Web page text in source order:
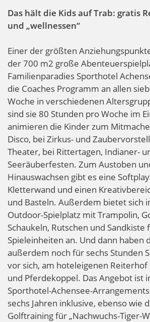
Das hält die Kids auf Trab: gratis
und „wellnessen“
Einer der größten
der 700 m2 große
Familienparadies Sporthotel
die Coaches Programm an allen
Woche in verschiedenen
sind sie 80 Stunden pro Woche im
animieren die Kinder zum
Disco, bei Zirkus- und
Theater, bei Rittertagen, Indianer-
Seeräuberfesten. Zum Austoben
Hinauswachsen gibt es eine
Kletterwand und einen
und Basteln. Außerdem bietet sich
Outdoor-Spielplatz mit Trampolin,
Schaukeln, Rutschen und
Spieleinheiten an. Und dann haben
außerdem noch für sechs Stunden
vor sich, am hoteleigenen
und Pferdekoppel. Das Angebot ist
Sporthotel-Achensee-
sechs Jahren inklusive, ebenso wie
Golftraining für „Nachwuchs-Tiger-